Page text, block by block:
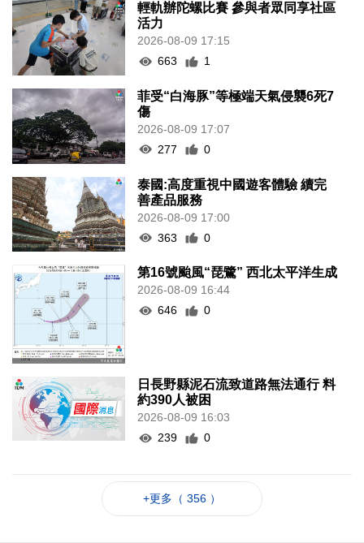
輕軌辦陀螺比賽 參與者眾同享社區
活力
2026-08-09 17:15
663
1
菲受“白海豚”等極端天氣侵襲6死7
傷
2026-08-09 17:07
277
0
泰國:高度重視中國遊客體驗 續完
善產品服務
2026-08-09 17:00
363
0
第16號颱風“琵鷺” 西北太平洋生成
2026-08-09 16:44
646
0
日長野縣泥石流致道路無法通行 料
約390人被困
2026-08-09 16:03
239
0
+更多（ 356 ）